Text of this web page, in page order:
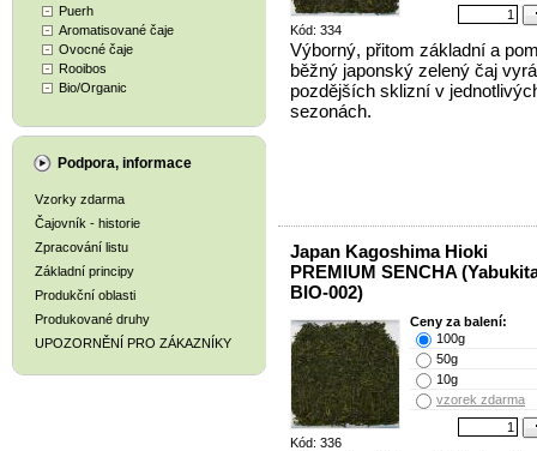
Puerh
Aromatisované čaje
Ovocné čaje
Rooibos
Bio/Organic
Podpora, informace
Vzorky zdarma
Čajovník - historie
Zpracování listu
Základní principy
Produkční oblasti
Produkované druhy
UPOZORNĚNÍ PRO ZÁKAZNÍKY
Kód: 334
Výborný, přitom základní a
běžný japonský zelený čaj
pozdějších sklizní v
sezonách.
Japan Kagoshima Hioki
PREMIUM SENCHA
BIO-002)
Kód: 336
Ceny za balení:
100g
50g
10g
vzorek zdarma